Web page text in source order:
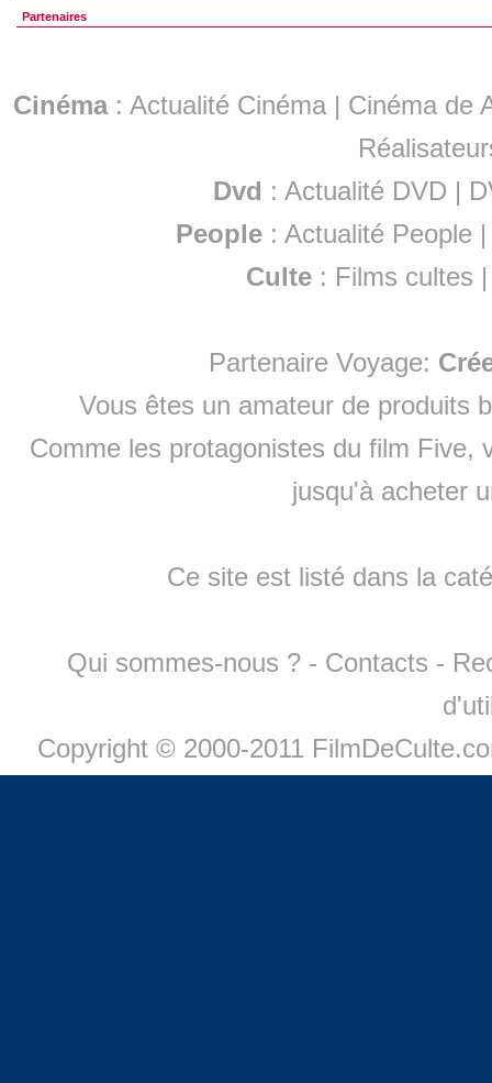
Partenaires
Cinéma: Actualité Cinéma | Cinéma de
Dvd : Actualité DVD |
People :Actualité People
Culte : Films cultes
Partenaire Voyage:
Vous êtes un amateur de produits
Comme les protagonistes du film Five,
jusqu'à acheter
Ce site est listé dans la
Qui sommes-nous ? - Contacts -
Copyright © 2000-2011